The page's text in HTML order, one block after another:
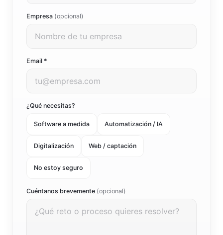
Empresa (opcional)
Email *
¿Qué necesitas?
Software a medida Automatización / IA
Digitalización Web / captación
No estoy seguro
Cuéntanos brevemente (opcional)